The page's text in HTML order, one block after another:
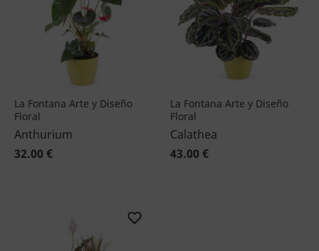
La Fontana Arte y Diseño
Floral
Anthurium
32.00 €
La Fontana Arte y Diseño
Floral
Calathea
43.00 €